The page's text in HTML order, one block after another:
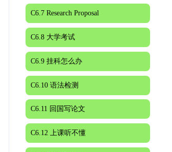
C6.7 Research Proposal
C6.8 大学考试
C6.9 挂科怎么办
C6.10 语法检测
C6.11 回国写论文
C6.12 上课听不懂